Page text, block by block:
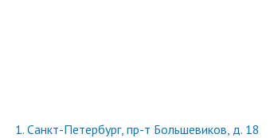
1. Санкт-Петербург, пр-т Большевиков, д. 18